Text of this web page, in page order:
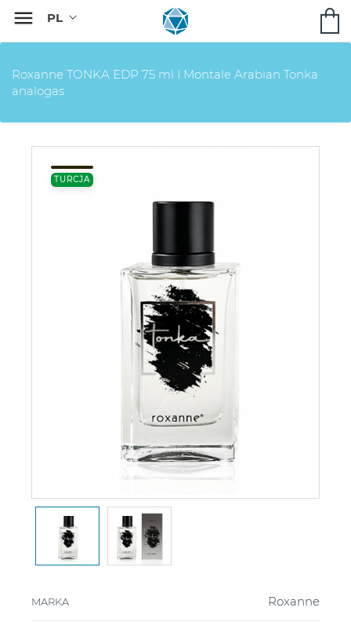

Roxanne TONKA EDP 75 ml I Montale Arabian Tonka
analogas
TURCJA
MARKA Roxanne